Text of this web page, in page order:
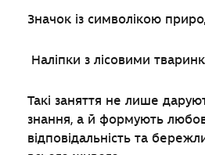
Значок із символікою
Наліпки з лісовими
Такі заняття не лише
знання, а й формують
відповідальність та